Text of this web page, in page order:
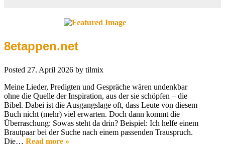
8etappen.net
Posted 27. April 2026 by tilmix
Meine Lieder, Predigten und Gespräche wären undenkbar
ohne die Quelle der Inspiration, aus der sie schöpfen – die
Bibel. Dabei ist die Ausgangslage oft, dass Leute von diesem
Buch nicht (mehr) viel erwarten. Doch dann kommt die
Überraschung: Sowas steht da drin? Beispiel: Ich helfe einem
Brautpaar bei der Suche nach einem passenden Trauspruch.
Die… Read more »